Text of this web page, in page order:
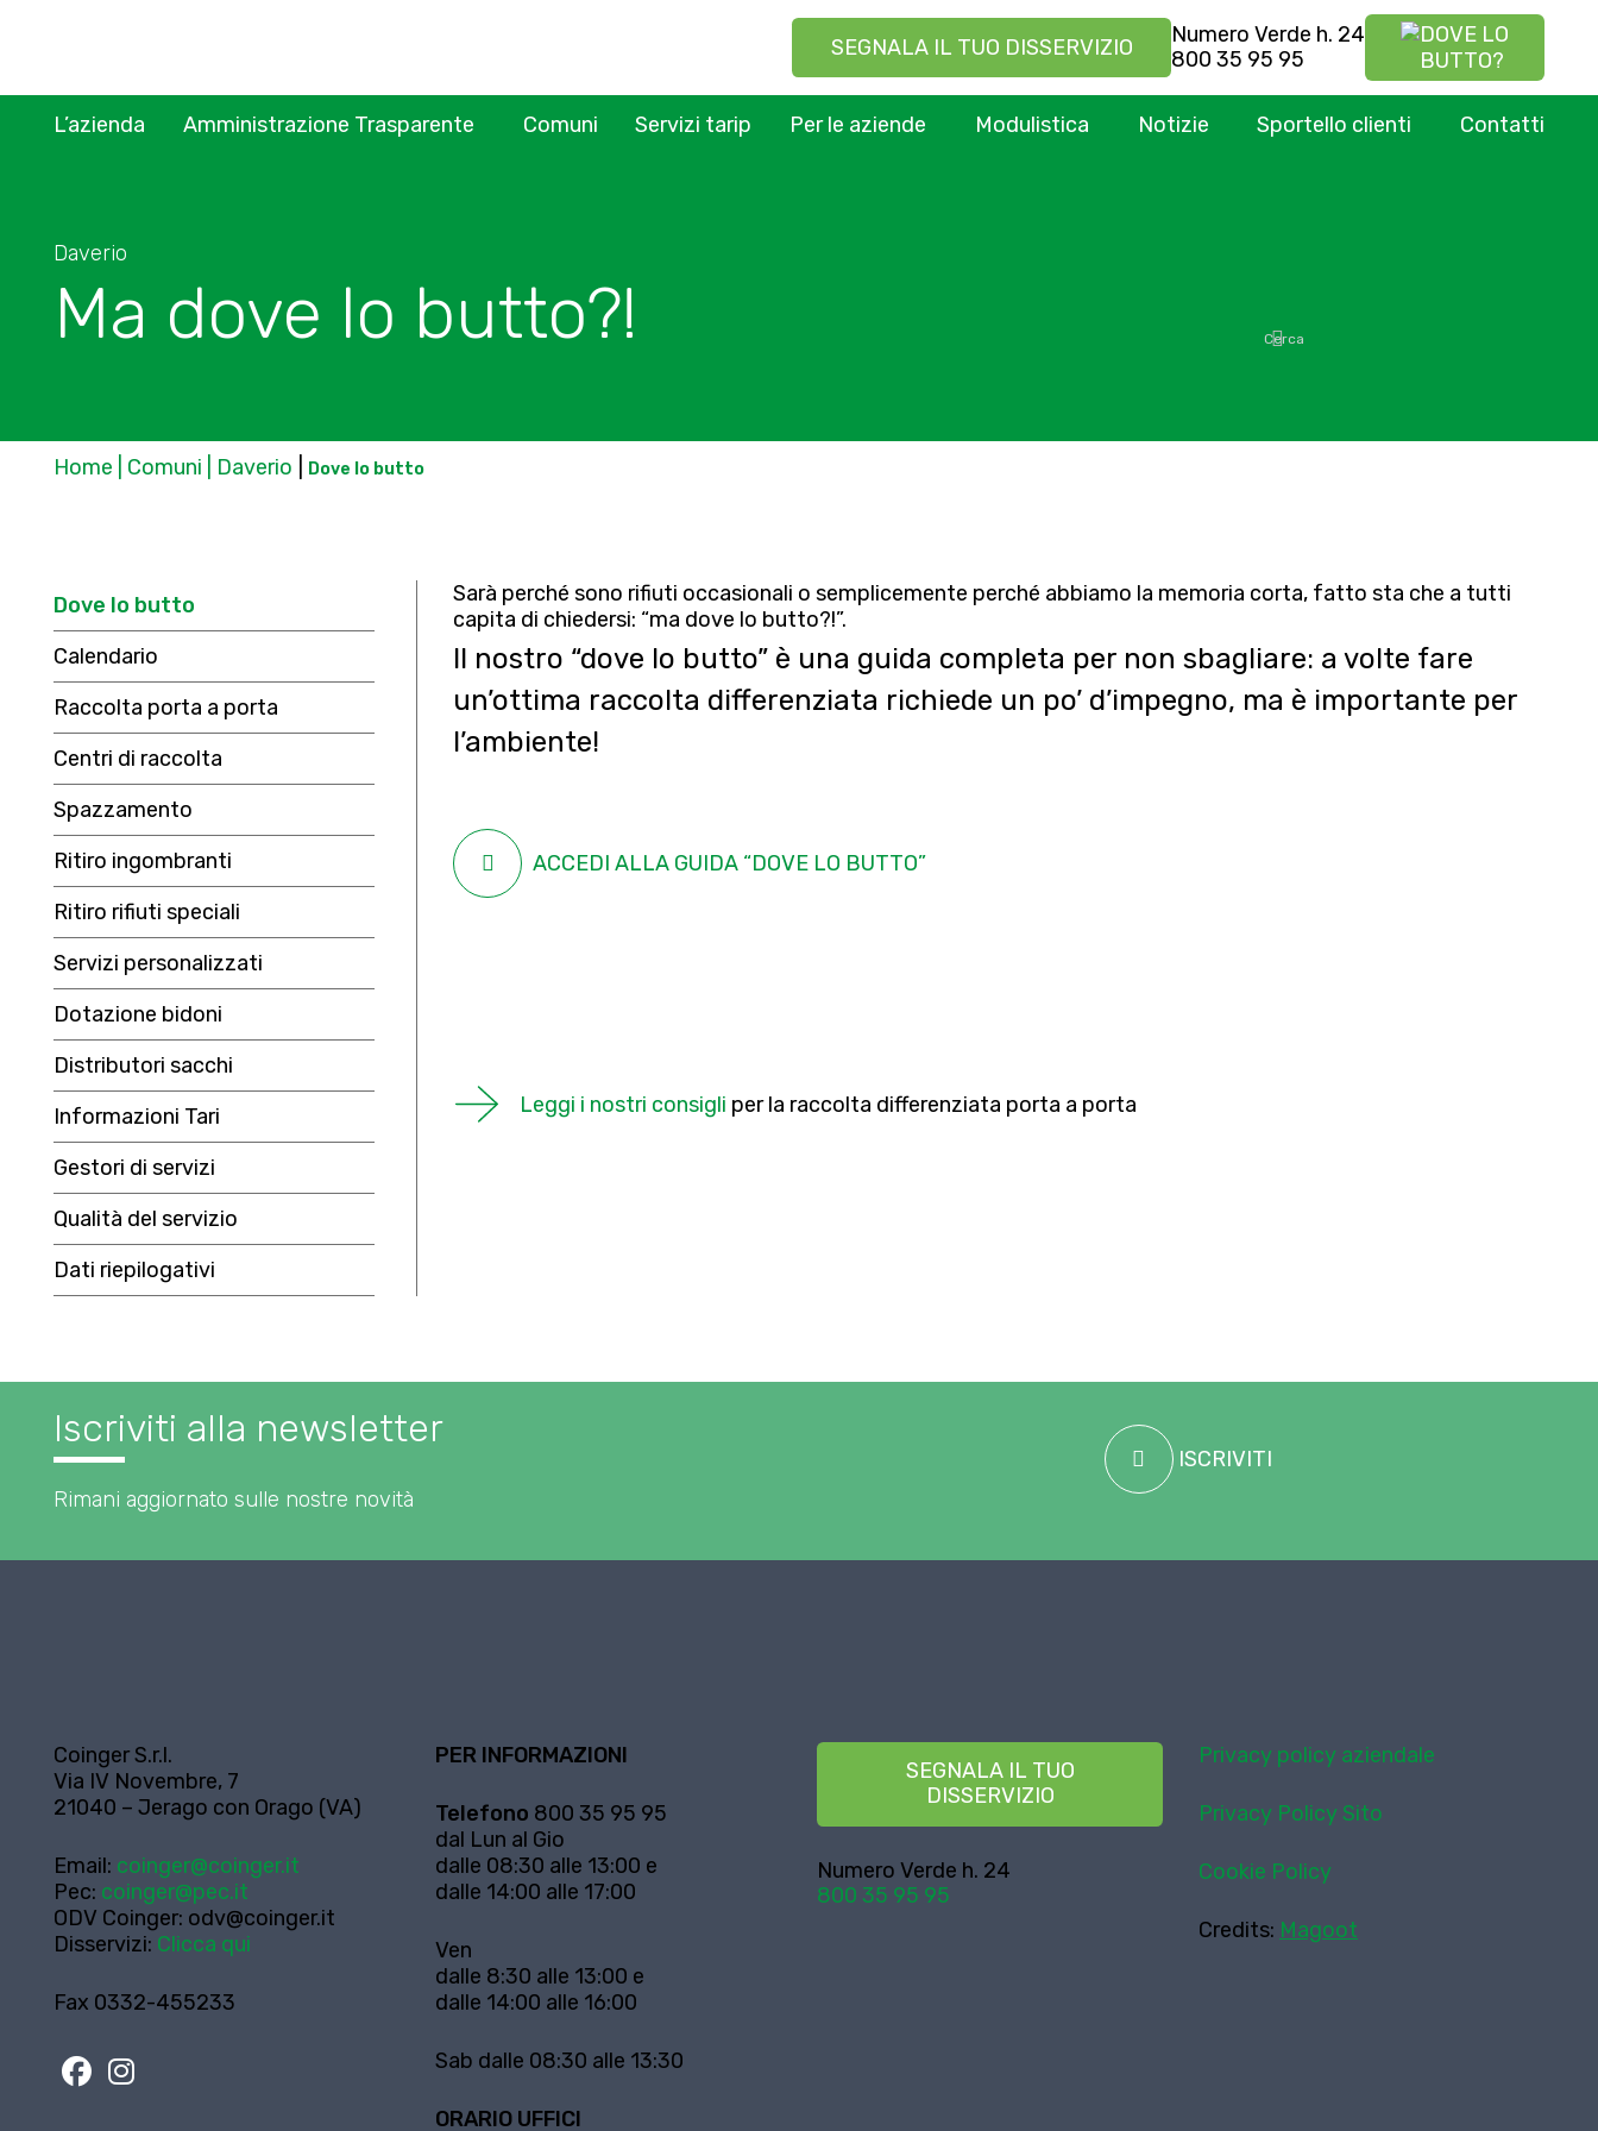
SEGNALA IL TUO DISSERVIZIO
Numero Verde h. 24
800 35 95 95
DOVE LO
BUTTO?
L’azienda Amministrazione Trasparente Comuni Servizi tarip Per le aziende Modulistica Notizie Sportello clienti Contatti
Daverio
Ma dove lo butto?!
Home | Comuni | Daverio Dove lo butto
Dove lo butto
Calendario
Raccolta porta a porta
Centri di raccolta
Spazzamento
Ritiro ingombranti
Ritiro rifiuti speciali
Servizi personalizzati
Dotazione bidoni
Distributori sacchi
Informazioni Tari
Gestori di servizi
Qualità del servizio
Dati riepilogativi
Sarà perché sono rifiuti occasionali o semplicemente perché abbiamo la memoria corta, fatto sta che a tutti
capita di chiedersi: “ma dove lo butto?!”.
Il nostro “dove lo butto” è una guida completa per non sbagliare: a volte fare
un’ottima raccolta differenziata richiede un po’ d’impegno, ma è importante per
l’ambiente!
ACCEDI ALLA GUIDA “DOVE LO BUTTO”
Leggi i nostri consigli per la raccolta differenziata porta a porta
Iscriviti alla newsletter
Rimani aggiornato sulle nostre novità
ISCRIVITI
Coinger S.r.l.
Via IV Novembre, 7
21040 – Jerago con Orago (VA)
Email: coinger@coinger.it
Pec: coinger@pec.it
ODV Coinger: odv@coinger.it
Disservizi: Clicca qui
Fax 0332-455233
PER INFORMAZIONI
Telefono 800 35 95 95
dal Lun al Gio
dalle 08:30 alle 13:00 e
dalle 14:00 alle 17:00
Ven
dalle 8:30 alle 13:00 e
dalle 14:00 alle 16:00
Sab dalle 08:30 alle 13:30
ORARIO UFFICI
SEGNALA IL TUO
DISSERVIZIO
Numero Verde h. 24
800 35 95 95
Privacy policy aziendale
Privacy Policy Sito
Cookie Policy
Credits: Magoot